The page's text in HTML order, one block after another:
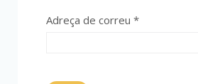
Adreça de correu *